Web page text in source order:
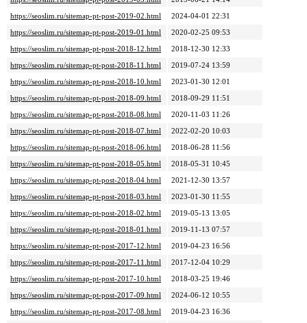
https://seoslim.ru/sitemap-pt-post-2019-02.html
2024-04-01 22:31
https://seoslim.ru/sitemap-pt-post-2019-01.html
2020-02-25 09:53
https://seoslim.ru/sitemap-pt-post-2018-12.html
2018-12-30 12:33
https://seoslim.ru/sitemap-pt-post-2018-11.html
2019-07-24 13:59
https://seoslim.ru/sitemap-pt-post-2018-10.html
2023-01-30 12:01
https://seoslim.ru/sitemap-pt-post-2018-09.html
2018-09-29 11:51
https://seoslim.ru/sitemap-pt-post-2018-08.html
2020-11-03 11:26
https://seoslim.ru/sitemap-pt-post-2018-07.html
2022-02-20 10:03
https://seoslim.ru/sitemap-pt-post-2018-06.html
2018-06-28 11:56
https://seoslim.ru/sitemap-pt-post-2018-05.html
2018-05-31 10:45
https://seoslim.ru/sitemap-pt-post-2018-04.html
2021-12-30 13:57
https://seoslim.ru/sitemap-pt-post-2018-03.html
2023-01-30 11:55
https://seoslim.ru/sitemap-pt-post-2018-02.html
2019-05-13 13:05
https://seoslim.ru/sitemap-pt-post-2018-01.html
2019-11-13 07:57
https://seoslim.ru/sitemap-pt-post-2017-12.html
2019-04-23 16:56
https://seoslim.ru/sitemap-pt-post-2017-11.html
2017-12-04 10:29
https://seoslim.ru/sitemap-pt-post-2017-10.html
2018-03-25 19:46
https://seoslim.ru/sitemap-pt-post-2017-09.html
2024-06-12 10:55
https://seoslim.ru/sitemap-pt-post-2017-08.html
2019-04-23 16:36